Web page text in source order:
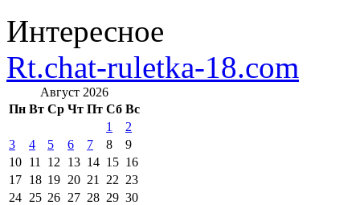
Интересное
Rt.chat-ruletka-18.com
Август 2026
Пн Вт Ср Чт Пт Сб Вс
1
2
3
4 5 6 7 8
9
10 11 12 13 14 15 16
17 18 19 20 21 22 23
24 25 26 27 28 29 30